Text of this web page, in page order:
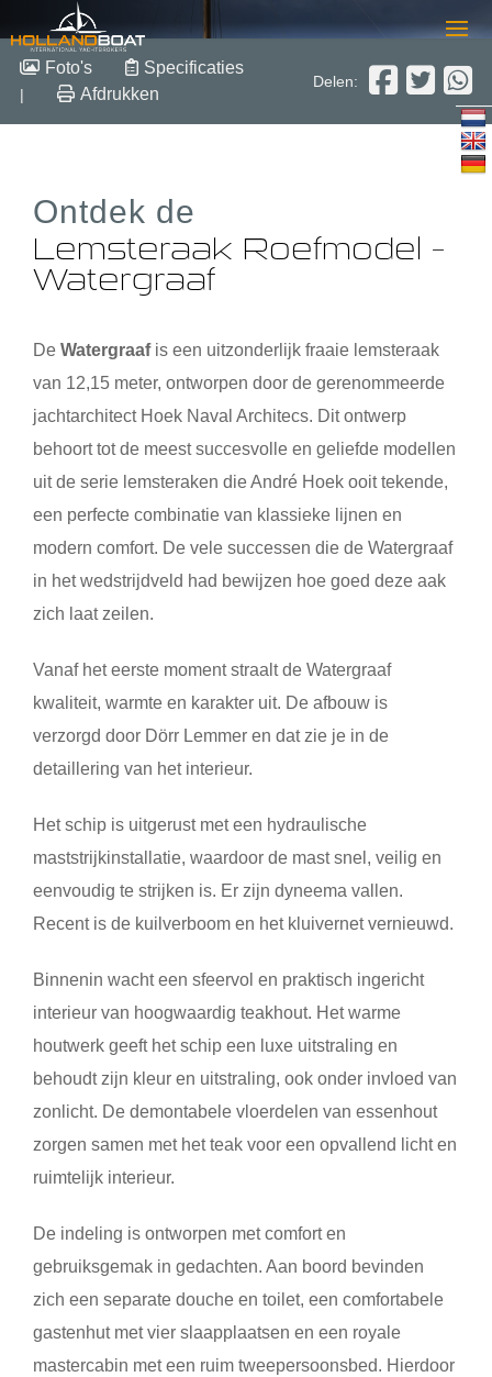
Lemsteraak Roefmodel –
Watergraaf
Staal
€ 220.000,-
Foto's Specificaties
| Afdrukken
Delen:
Ontdek de
Lemsteraak Roefmodel –
Watergraaf
De Watergraafis een uitzonderlijk fraaie lemsteraak
van 12,15 meter, ontworpen door de gerenommeerde
jachtarchitect Hoek Naval Architecs. Dit ontwerp
behoort tot de meest succesvolle en geliefde modellen
uit de serie lemsteraken die André Hoek ooit tekende,
een perfecte combinatie van klassieke lijnen en
modern comfort. De vele successen die de Watergraaf
in het wedstrijdveld had bewijzen hoe goed deze aak
zich laat zeilen.
Vanaf het eerste moment straalt de Watergraaf
kwaliteit, warmte en karakter uit. De afbouw is
verzorgd door Dörr Lemmer en dat zie je in de
detaillering van het interieur.
Het schip is uitgerust met een hydraulische
maststrijkinstallatie, waardoor de mast snel, veilig en
eenvoudig te strijken is. Er zijn dyneema vallen.
Recent is de kuilverboom en het kluivernet vernieuwd.
Binnenin wacht een sfeervol en praktisch ingericht
interieur van hoogwaardig teakhout. Het warme
houtwerk geeft het schip een luxe uitstraling en
behoudt zijn kleur en uitstraling, ook onder invloed van
zonlicht. De demontabele vloerdelen van essenhout
zorgen samen met het teak voor een opvallend licht en
ruimtelijk interieur.
De indeling is ontworpen met comfort en
gebruiksgemak in gedachten. Aan boord bevinden
zich een separate douche en toilet, een comfortabele
gastenhut met vier slaapplaatsen en een royale
mastercabin met een ruim tweepersoonsbed. Hierdoor